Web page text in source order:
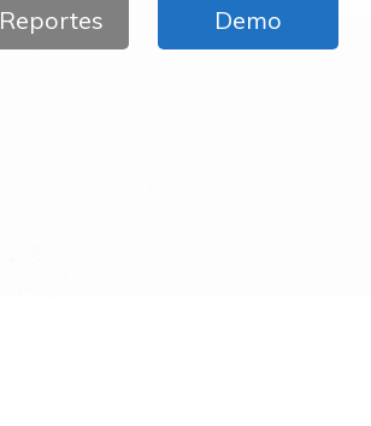
Reportes Demo